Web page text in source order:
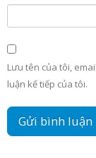
Lưu tên của tôi,
luận kế tiếp của tôi.